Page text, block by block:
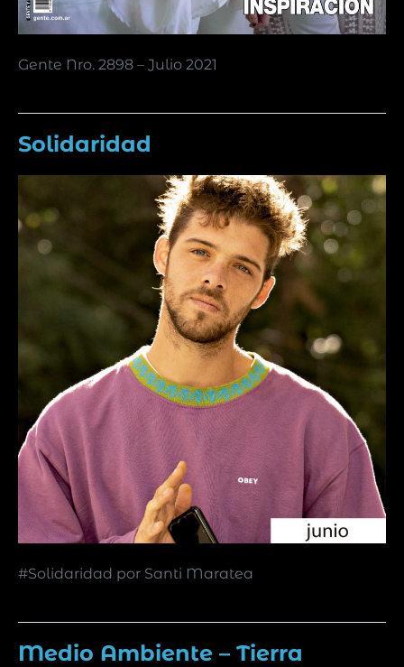
Gente Nro. 2898 – Julio 2021
Solidaridad
#Solidaridad por Santi Maratea
Medio Ambiente – Tierra